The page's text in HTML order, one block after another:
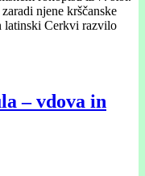
njene krščanske
latinski Cerkvi razvilo
– vdova in